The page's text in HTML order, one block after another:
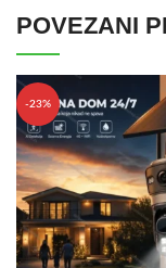
POVEZANI
-23%